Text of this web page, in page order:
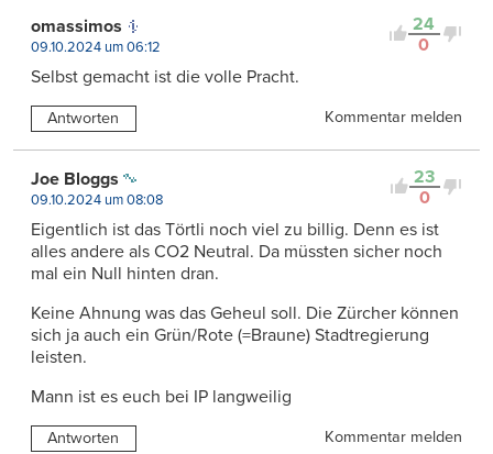
24
0
omassimos
09.10.2024 um 06:12
Selbst gemacht ist die volle Pracht.
Antworten Kommentar melden
23
0
Joe Bloggs
09.10.2024 um 08:08
Eigentlich ist das Törtli noch viel zu billig. Denn es ist
alles andere als CO2 Neutral. Da müssten sicher noch
mal ein Null hinten dran.
Keine Ahnung was das Geheul soll. Die Zürcher können
sich ja auch ein Grün/Rote (=Braune) Stadtregierung
leisten.
Mann ist es euch bei IP langweilig
Antworten Kommentar melden